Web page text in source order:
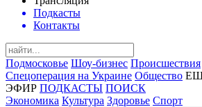
Подкасты
Контакты
Подмосковье Шоу-бизнес Происшествия
Спецоперация на Украине Общество
ЭФИР ПОДКАСТЫ ПОИСК
Экономика Культура Здоровье Спорт